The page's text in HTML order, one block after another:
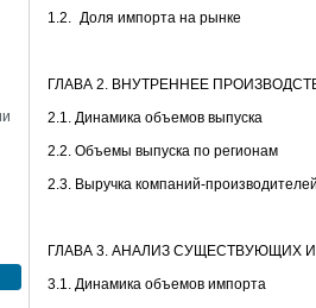
1.2. Доля импорта на рынке
ГЛАВА 2. ВНУТРЕННЕЕ
2.1. Динамика объемов выпуска
2.2. Объемы выпуска по регионам
2.3. Выручка компаний-
ГЛАВА 3. АНАЛИЗ СУЩЕСТВУЮЩИХ
3.1. Динамика объемов импорта